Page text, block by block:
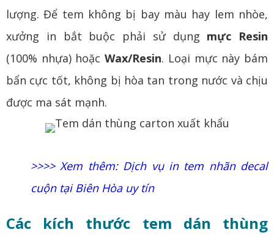
lượng. Để tem không bị bay màu hay lem nhòe,
xưởng in bắt buộc phải sử dụng mực Resin
(100% nhựa) hoặcWax/Resin. Loại mực này bám
bẩn cực tốt, không bị hòa tan trong nước và chịu
được ma sát mạnh.
>>>> Xem thêm: Dịch vụ in tem nhãn decal
cuộn tại Biên Hòa uy tín
Các kích thước tem dán thùng